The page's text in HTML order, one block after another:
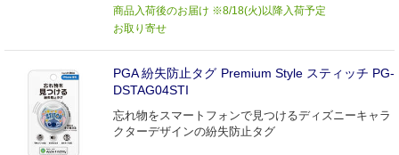
商品入荷後のお届け ※8/18(火)以降入荷予定
お取り寄せ
PGA 紛失防止タグ Premium Style スティッチ PG-
DSTAG04STI
忘れ物をスマートフォンで見つけるディズニーキャラ
クターデザインの紛失防止タグ